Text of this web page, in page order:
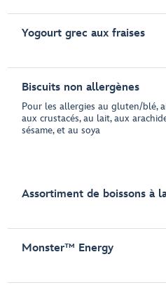
Yogourt grec aux fraises
Biscuits non allergènes
Pour les allergies au gluten/blé,
aux crustacés, au lait, aux
sésame, et au soya
Assortiment de boissons à
Monster™ Energy